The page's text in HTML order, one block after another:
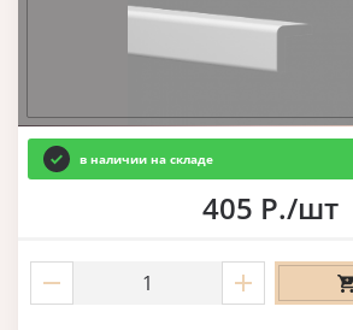
в наличии на складе
405 Р./шт